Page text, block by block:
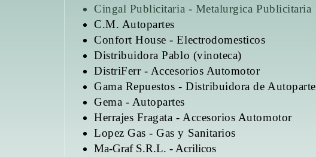
Cingal Publicitaria - Metalurgica Publicitaria
C.M. Autopartes
Confort House - Electrodomesticos
Distribuidora Pablo (vinoteca)
DistriFerr - Accesorios Automotor
Gama Repuestos - Distribuidora de
Gema - Autopartes
Herrajes Fragata - Accesorios Automotor
Lopez Gas - Gas y Sanitarios
Ma-Graf S.R.L. - Acrilicos